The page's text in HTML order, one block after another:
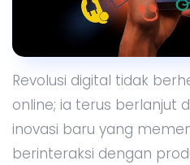
Revolusi digital tidak
online; ia terus berlanjut
inovasi baru yang
berinteraksi dengan